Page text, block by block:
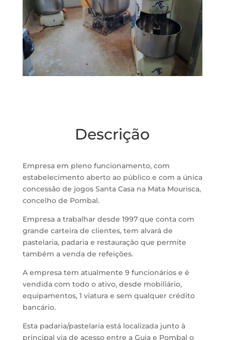
Descrição
Empresa em pleno funcionamento, com
estabelecimento aberto ao público e com a única
concessão de jogos Santa Casa na Mata Mourisca,
concelho de Pombal.
Empresa a trabalhar desde 1997 que conta com
grande carteira de clientes, tem alvará de
pastelaria, padaria e restauração que permite
também a venda de refeições.
A empresa tem atualmente 9 funcionários e é
vendida com todo o ativo, desde mobiliário,
equipamentos, 1 viatura e sem qualquer crédito
bancário.
Esta padaria/pastelaria está localizada junto à
principal via de acesso entre a Guia e Pombal o